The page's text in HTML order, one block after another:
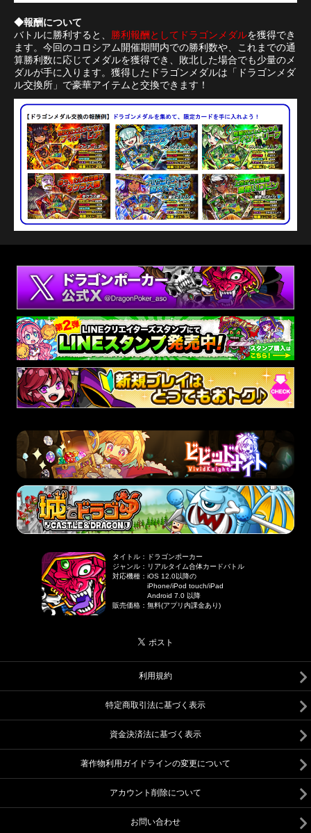
◆報酬について
バトルに勝利すると、 勝利報酬としてドラゴンメダルを獲得でき
ます。今回のコロシアム開催期間内での勝利数や、これまでの通
算勝利数に応じてメダルを獲得でき、敗北した場合でも少量のメ
ダルが手に入ります。獲得したドラゴンメダルは「ドラゴンメダ
ル交換所」で豪華アイテムと交換できます！
タイトル ：
ドラゴンポーカー
ジャンル ： リアルタイム合体カードバトル
対応機種 ：iOS 12.0以降の
iPhone/iPod touch/iPad
Android 7.0 以降
販売価格 ：無料(アプリ内課金あり)
利用規約
特定商取引法に基づく表示
資金決済法に基づく表示
著作物利用ガイドラインの変更について
アカウント削除について
お問い合わせ